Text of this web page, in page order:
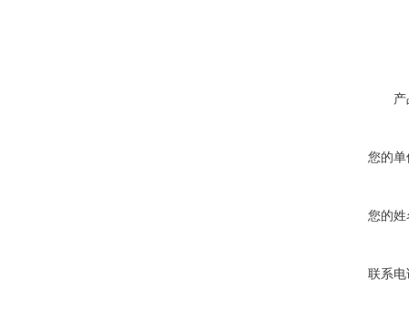
您的单
您的姓
联系电